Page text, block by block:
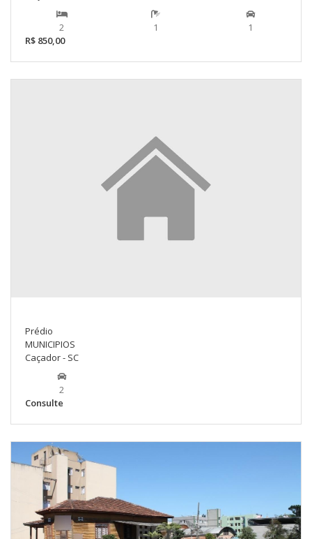
2 1
1
R$ 850,00
Prédio
MUNICIPIOS
Caçador - SC
2
Consulte